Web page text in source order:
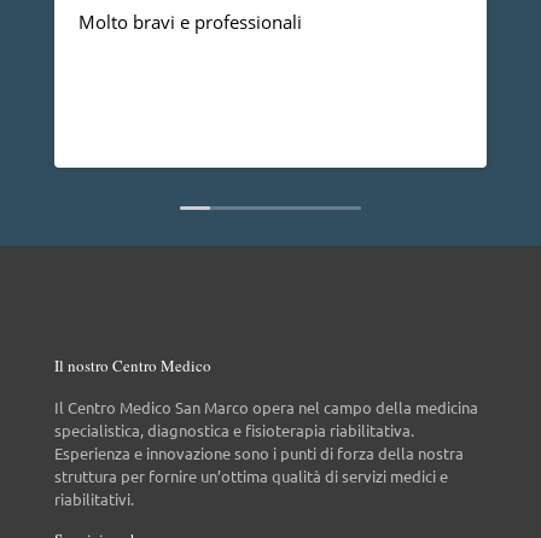
Molto bravi e professionali
Il nostro Centro Medico
Il Centro Medico San Marco opera nel campo della medicina
specialistica, diagnostica e fisioterapia riabilitativa.
Esperienza e innovazione sono i punti di forza della nostra
struttura per fornire un’ottima qualità di servizi medici e
riabilitativi.